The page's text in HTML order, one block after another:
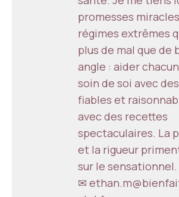
promesses
régimes extrêmes
plus de mal que de
angle : aider
soin de soi avec
fiables et
avec des recettes
spectaculaires. La
et la rigueur
sur le sensationnel.
✉